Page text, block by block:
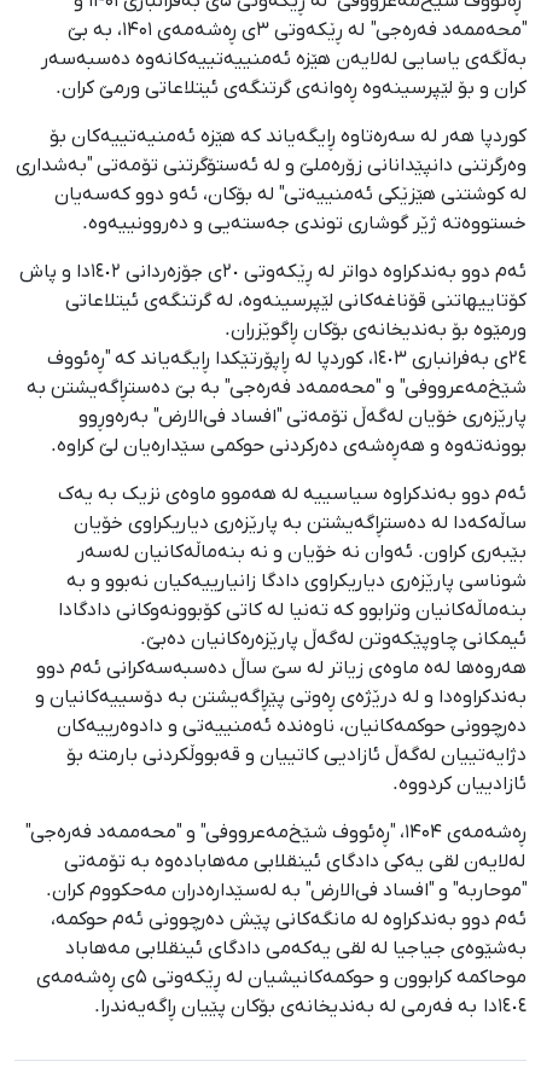
"محەممەد فەرەجی" لە ڕێکەوتی ۳ی ڕەشەمەی ۱۴۰۱، بە بێ
بەڵگەی یاسایی لەلایەن هێزە ئەمنییەتییەکانەوە دەسبەسەر
کران و بۆ لێپرسینەوە ڕەوانەی گرتنگەی ئیتلاعاتی ورمێ کران.
کوردپا هەر لە سەرەتاوە ڕایگەیاند کە هێزە ئەمنیەتییەکان بۆ
وەرگرتنی دانپێدانانی زۆرەملێ و لە ئەستۆگرتنی تۆمەتی "بەشداری
لە کوشتنی هێزێکی ئەمنییەتی" لە بۆکان، ئەو دوو کەسەیان
خستووەتە ژێر گوشاری توندی جەستەیی و دەروونییەوە.
ئەم دوو بەندکراوە دواتر لە ڕێکەوتی ٢٠ی جۆزەردانی ١٤٠٢دا و پاش
کۆتاییهاتنی قۆناغەکانی لێپرسینەوە، لە گرتنگەی ئیتلاعاتی
ورمێوە بۆ بەندیخانەی بۆکان ڕاگوێزران.
٢٤ی بەفرانباری ١٤٠٣، کوردپا لە ڕاپۆرتێکدا ڕایگەیاند کە "ڕەئووف
شێخ‌مەعرووفی" و "محەممەد فەرەجی" بە بێ دەستڕاگەیشتن بە
پارێزەری خۆیان لەگەڵ تۆمەتی "افساد فی‌الارض" بەرەوڕوو
بوونەتەوە و هەڕەشەی دەرکردنی حوکمی سێدارەیان لێ کراوە.
ئەم دوو بەندکراوە سیاسییە لە هەموو ماوەی نزیک بە یەک
ساڵەکەدا لە دەستڕاگەیشتن بە پارێزەری دیاریکراوی خۆیان
بێبەری کراون. ئەوان نە خۆیان و نە بنەماڵەکانیان لەسەر
شوناسی پارێزەری دیاریکراوی دادگا زانیارییەکیان نەبوو و بە
بنەماڵەکانیان وترابوو کە تەنیا لە کاتی کۆبوونەوکانی دادگادا
ئیمکانی چاوپێکەوتن لەگەڵ پارێزەرەکانیان دەبێ.
هەروەها لەە ماوەی زیاتر لە سێ ساڵ دەسبەسەکرانی ئەم دوو
بەندکراوەدا و لە درێژەی ڕەوتی پێڕاگەیشتن بە دۆسییەکانیان و
دەرچوونی حوکمەکانیان، ناوەندە ئەمنییەتی و دادوەرییەکان
دژایەتییان لەگەڵ ئازادیی کاتییان و قەبووڵکردنی بارمتە بۆ
ئازادییان کردووە.
ڕەشەمەی ۱۴۰۴، "ڕەئووف شێخ‌مەعرووفی" و "محەممەد فەرەجی"
لەلایەن لقی یەکی دادگای ئینقلابی مەهابادەوە بە تۆمەتی
"موحاربه" و "افساد فی‌الارض" به لەسێدارەدران مەحکووم کران.
ئەم دوو بەندکراوە لە مانگەکانی پێش دەرچوونی ئەم حوکمە،
بەشێوەی جیاجیا لە لقی یەکەمی دادگای ئینقلابی مەهاباد
موحاکمە کرابوون و حوکمەکانیشیان لە ڕێکەوتی ۵ی ڕەشەمەی
١٤٠٤دا بە فەرمی لە بەندیخانەی بۆکان پێیان ڕاگەیەندرا.